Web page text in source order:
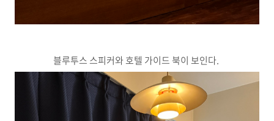
블루투스 스피커와 호텔 가이드 북이 보인다.